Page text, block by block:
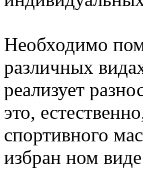
Необходимо
различных
реализует
это,
спортивного
избран ном